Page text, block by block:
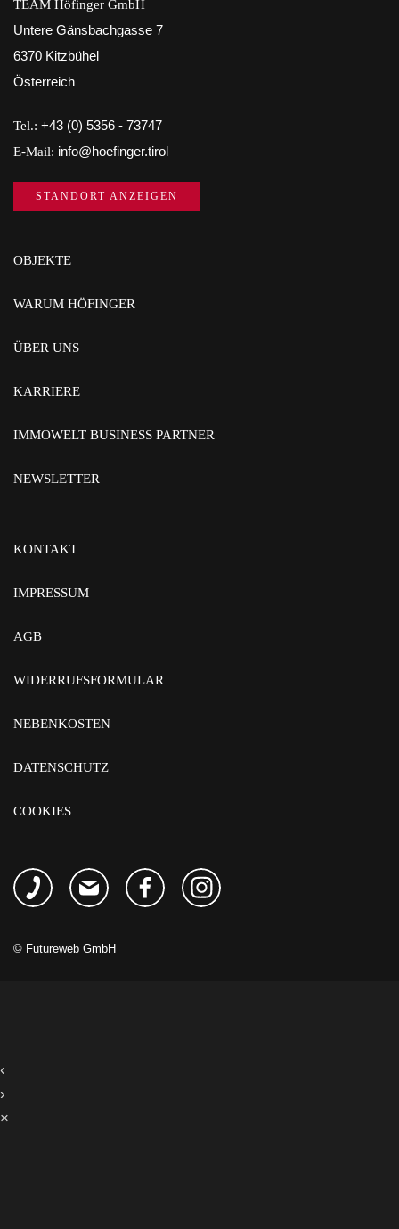
TEAM Höfinger GmbH
Untere Gänsbachgasse 7
6370 Kitzbühel
Österreich
Tel.: +43 (0) 5356 - 73747
E-Mail: info@hoefinger.tirol
STANDORT ANZEIGEN
OBJEKTE
WARUM HÖFINGER
ÜBER UNS
KARRIERE
IMMOWELT BUSINESS PARTNER
NEWSLETTER
KONTAKT
IMPRESSUM
AGB
WIDERRUFSFORMULAR
NEBENKOSTEN
DATENSCHUTZ
COOKIES
© Futureweb GmbH
‹
›
×